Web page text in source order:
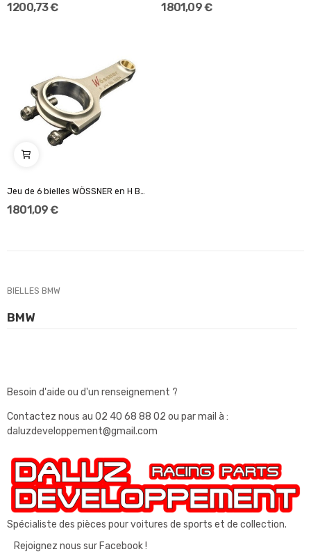
BMW
1 200,73 € 1 801,09 €
Jeu de 6 bielles WÖSSNER en H BMW M3 E36 / 302L...
1 801,09 €
BIELLES BMW
Besoin d'aide ou d'un renseignement ?
Contactez nous au 02 40 68 88 02 ou par mail à :
daluzdeveloppement@gmail.com
Spécialiste des pièces pour voitures de sports et de collection.
Rejoignez nous sur Facebook !